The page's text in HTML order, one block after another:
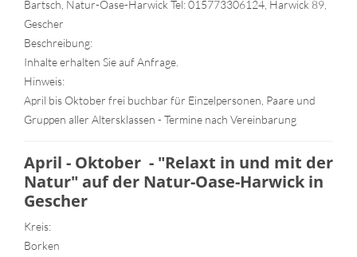
Bartsch, Natur-Oase-Harwick Tel: 015773306124, Harwick 89,
Gescher
Beschreibung:
Inhalte erhalten Sie auf Anfrage.
Hinweis:
April bis Oktober frei buchbar für Einzelpersonen, Paare und
Gruppen aller Altersklassen - Termine nach Vereinbarung
April - Oktober - "Relaxt in und mit der
Natur" auf der Natur-Oase-Harwick in
Gescher
Kreis:
Borken